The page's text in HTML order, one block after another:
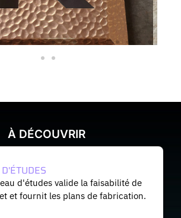
À DÉCOUVRIR
d'études valide la faisabilité de
et fournit les plans de fabrication.